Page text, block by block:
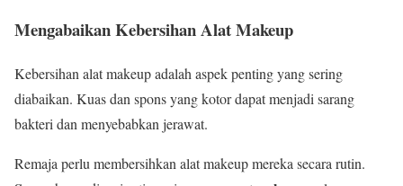
Mengabaikan Kebersihan Alat Makeup
Kebersihan alat makeup adalah aspek penting yang sering
diabaikan. Kuas dan spons yang kotor dapat menjadi sarang
bakteri dan menyebabkan jerawat.
Remaja perlu membersihkan alat makeup mereka secara rutin.